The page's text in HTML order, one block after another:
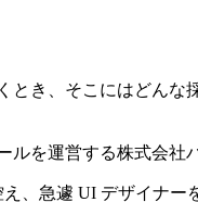
とき、そこにはどん
ルを運営する株式会社
、急遽 UI デザイナ